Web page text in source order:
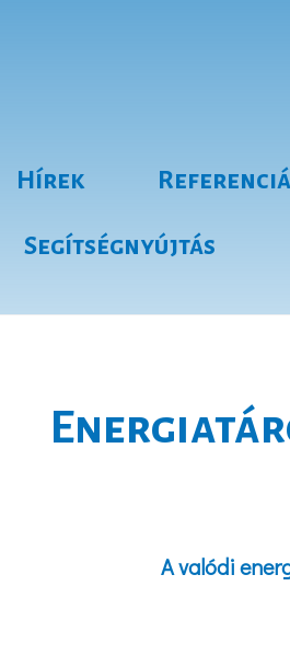
Hírek
Segítségnyújtás
A valódi